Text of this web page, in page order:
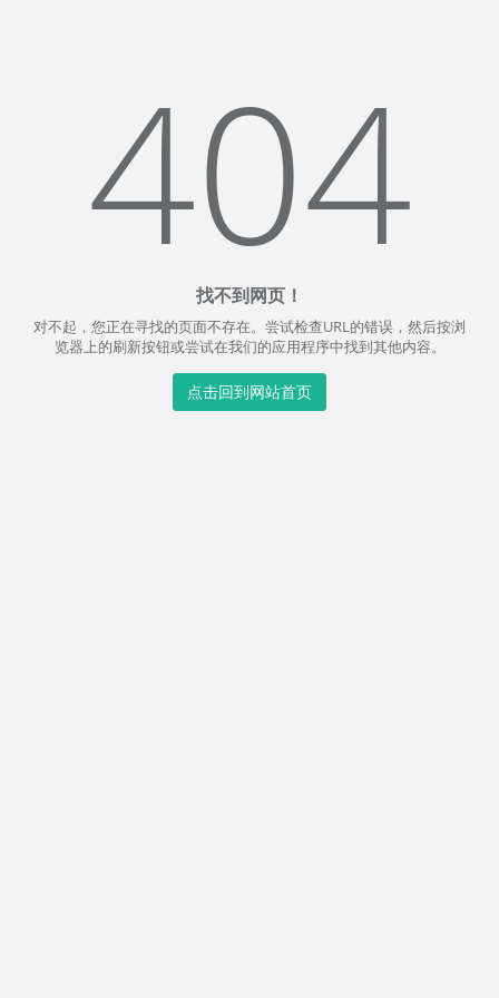
404
找不到网页！
对不起，您正在寻找的页面不存在。尝试检查URL的错误，然后按浏
览器上的刷新按钮或尝试在我们的应用程序中找到其他内容。
点击回到网站首页